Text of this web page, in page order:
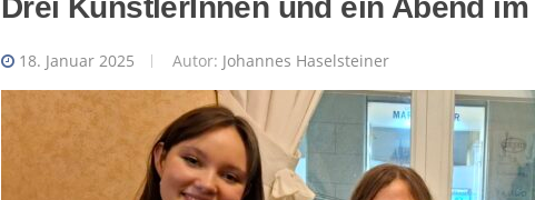
Drei KünstlerInnen und ein Abend
18. Januar 2025 Autor: Johannes Haselsteiner